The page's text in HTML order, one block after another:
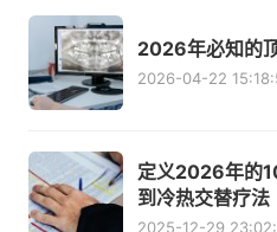
2026年必知的
2026-04-22
定义2026年的
到冷热交替疗法
2025-12-29